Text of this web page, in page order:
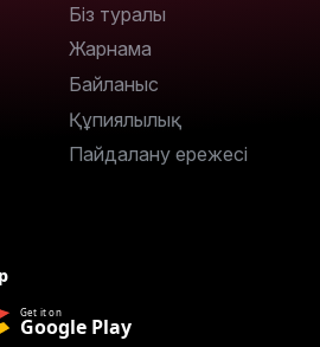
Біз туралы
Жарнама
Байланыс
Құпиялылық
Пайдалану ережесі
Get it on
Google Play